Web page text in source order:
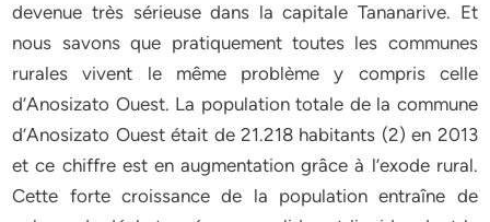
devenue très sérieuse dans la capitale Tananarive. Et
nous savons que pratiquement toutes les communes
rurales vivent le même problème y compris celle
d’Anosizato Ouest. La population totale de la commune
d’Anosizato Ouest était de 21.218 habitants (2) en 2013
et ce chiffre est en augmentation grâce à l’exode rural.
Cette forte croissance de la population entraîne de